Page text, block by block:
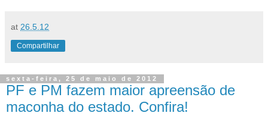
at 26.5.12
Compartilhar
sexta-feira, 25 de maio de 2012
PF e PM fazem maior apreensão de
maconha do estado. Confira!